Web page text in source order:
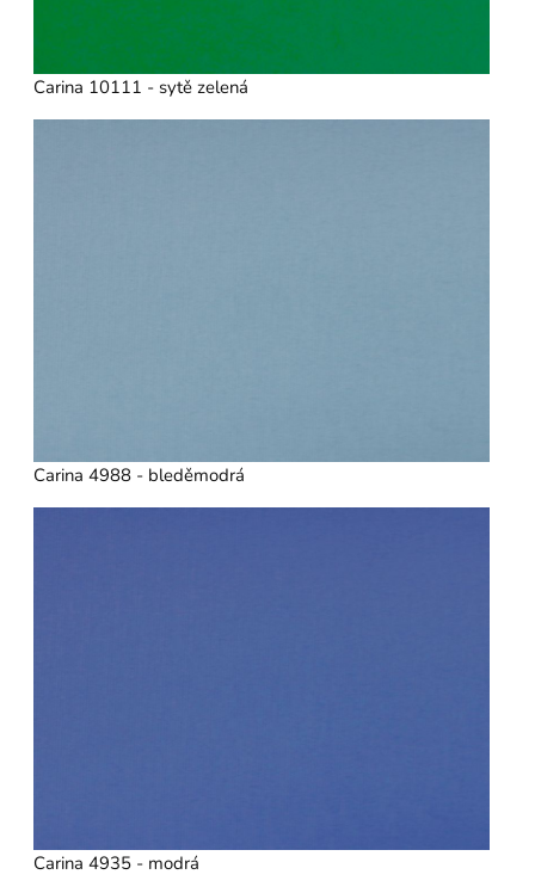
Carina 10111 - sytě zelená
Carina 4988 - bleděmodrá
Carina 4935 - modrá